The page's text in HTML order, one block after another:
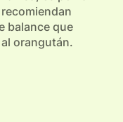
balance que
orangután.